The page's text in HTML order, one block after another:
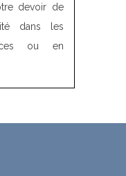
devoir de
dans les
ou en